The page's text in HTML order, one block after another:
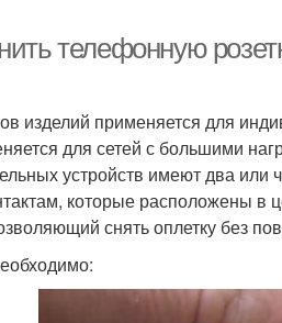
телефонную
изделий применяется для
для сетей с большими
устройств имеют два или
которые расположены
снять оплетку без